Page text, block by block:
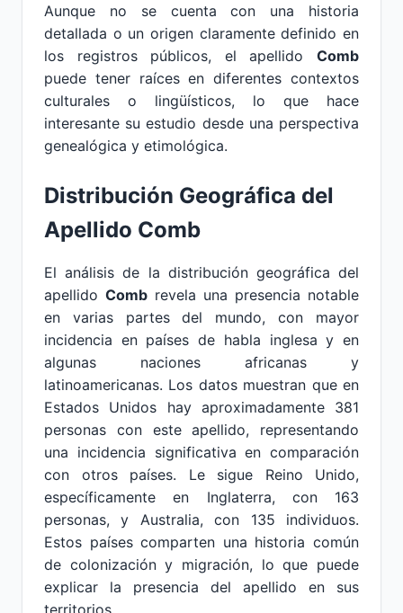
Aunque no se cuenta con una historia
detallada o un origen claramente definido en
los registros públicos, el apellido Comb
puede tener raíces en diferentes contextos
culturales o lingüísticos, lo que hace
interesante su estudio desde una perspectiva
genealógica y etimológica.
Distribución Geográfica del
Apellido Comb
El análisis de la distribución geográfica del
apellido Comb revela una presencia notable
en varias partes del mundo, con mayor
incidencia en países de habla inglesa y en
algunas naciones africanas y
latinoamericanas. Los datos muestran que en
Estados Unidos hay aproximadamente 381
personas con este apellido, representando
una incidencia significativa en comparación
con otros países. Le sigue Reino Unido,
específicamente en Inglaterra, con 163
personas, y Australia, con 135 individuos.
Estos países comparten una historia común
de colonización y migración, lo que puede
explicar la presencia del apellido en sus
territorios.